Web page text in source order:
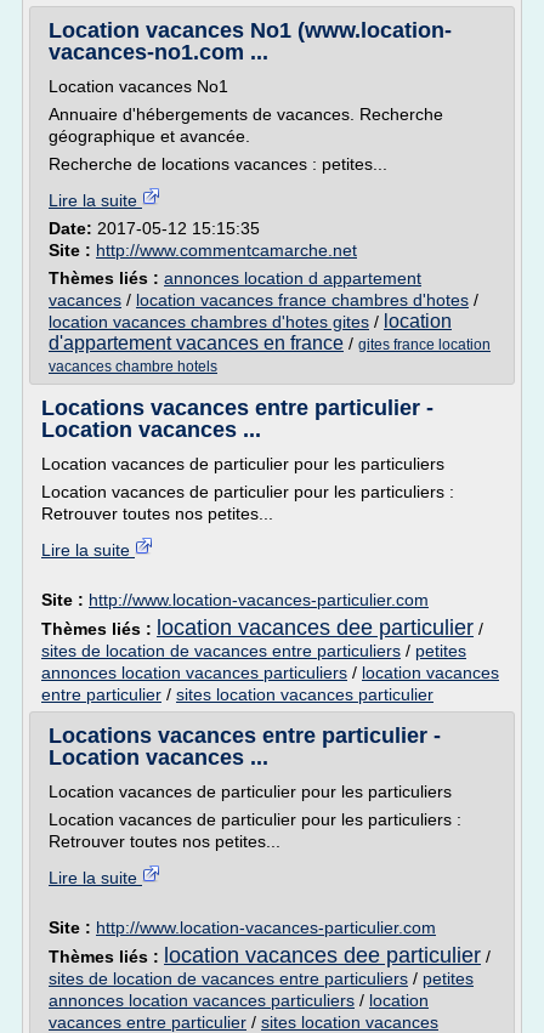
Location vacances No1 (www.location-
vacances-no1.com ...
Location vacances No1
Annuaire d'hébergements de vacances. Recherche
géographique et avancée.
Recherche de locations vacances : petites...
Lire la suite
Date: 2017-05-12 15:15:35
Site : http://www.commentcamarche.net
Thèmes liés : annonces location d appartement
vacances / location vacances france chambres d'hotes /
location vacances chambres d'hotes gites / location
d'appartement vacances en france / gites france location
vacances chambre hotels
Locations vacances entre particulier -
Location vacances ...
Location vacances de particulier pour les particuliers
Location vacances de particulier pour les particuliers :
Retrouver toutes nos petites...
Lire la suite
Site : http://www.location-vacances-particulier.com
Thèmes liés : location vacances dee particulier /
sites de location de vacances entre particuliers / petites
annonces location vacances particuliers / location vacances
entre particulier / sites location vacances particulier
Locations vacances entre particulier -
Location vacances ...
Location vacances de particulier pour les particuliers
Location vacances de particulier pour les particuliers :
Retrouver toutes nos petites...
Lire la suite
Site : http://www.location-vacances-particulier.com
Thèmes liés : location vacances dee particulier /
sites de location de vacances entre particuliers / petites
annonces location vacances particuliers / location
vacances entre particulier / sites location vacances